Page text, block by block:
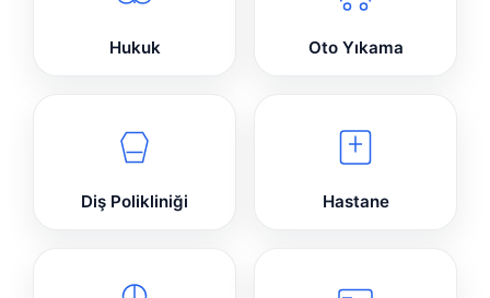
Hukuk Oto Yıkama
Diş Polikliniği Hastane